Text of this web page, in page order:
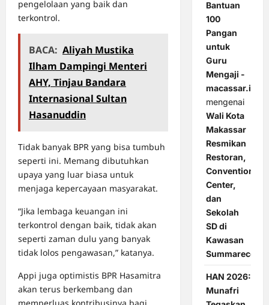
pengelolaan yang baik dan
terkontrol.
BACA: Aliyah Mustika
Ilham Dampingi Menteri
AHY, Tinjau Bandara
Internasional Sultan
Hasanuddin
Tidak banyak BPR yang bisa tumbuh
seperti ini. Memang dibutuhkan
upaya yang luar biasa untuk
menjaga kepercayaan masyarakat.
“Jika lembaga keuangan ini
terkontrol dengan baik, tidak akan
seperti zaman dulu yang banyak
tidak lolos pengawasan,” katanya.
Appi juga optimistis BPR Hasamitra
akan terus berkembang dan
Bantuan
100
Pangan
untuk
Guru
Mengaji -
macassar.id
mengenai
Wali Kota
Makassar
Resmikan
Restoran,
Convention
Center,
dan
Sekolah
SD di
Kawasan
Summarecon
HAN 2026:
Munafri